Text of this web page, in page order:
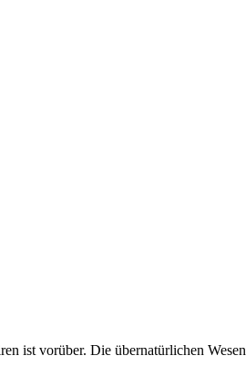
ist vorüber. Die übernatürlichen